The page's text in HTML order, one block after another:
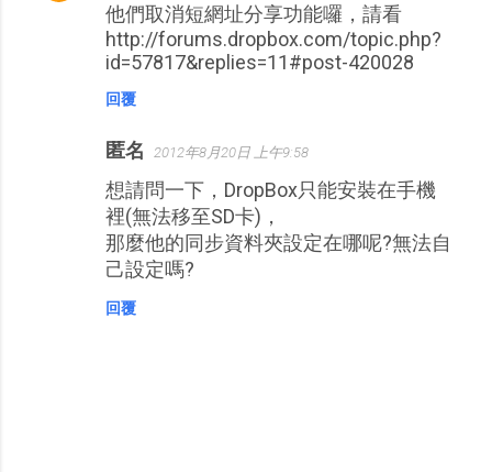
他們取消短網址分享功能囉，請看
http://forums.dropbox.com/topic.php?
id=57817&replies=11#post-420028
回覆
匿名 2012年8月20日 上午9:58
想請問一下，DropBox只能安裝在手機
裡(無法移至SD卡)，
那麼他的同步資料夾設定在哪呢?無法自
己設定嗎?
回覆